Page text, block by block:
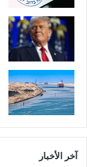
آخر الأخبار